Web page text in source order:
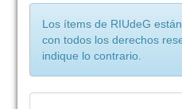
Los ítems de RIUdeG
con todos los derechos
indique lo contrario.